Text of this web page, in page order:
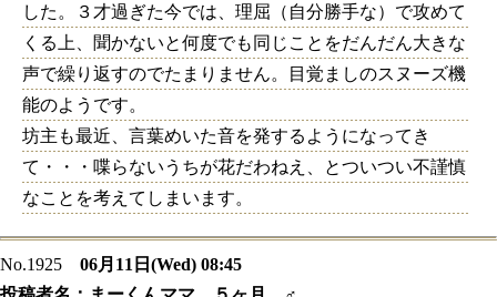
した。３才過ぎた今では、理屈（自分勝手な）で攻めて
くる上、聞かないと何度でも同じことをだんだん大きな
声で繰り返すのでたまりません。目覚ましのスヌーズ機
能のようです。
坊主も最近、言葉めいた音を発するようになってき
て・・・喋らないうちが花だわねえ、とついつい不謹慎
なことを考えてしまいます。
No.1925
06月11日(Wed) 08:45